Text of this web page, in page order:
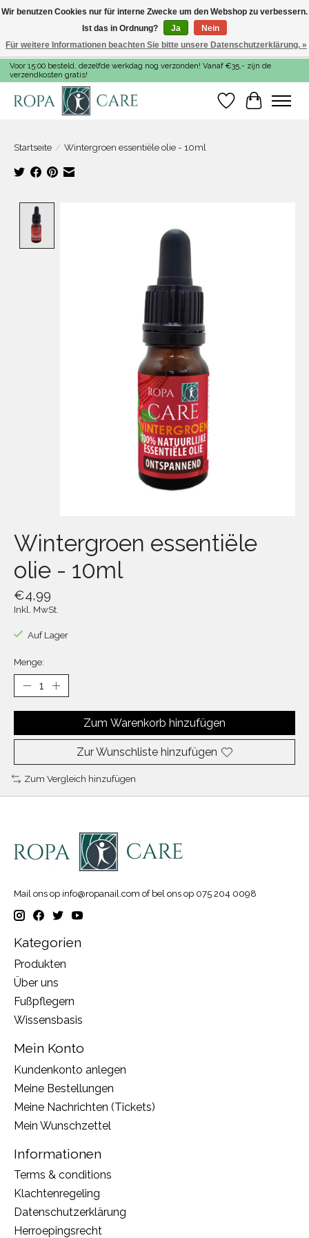
Voor 15:00 besteld, dezelfde werkdag nog verzonden! Vanaf €35,- zijn de
verzendkosten gratis!
Wunschzettel
Ihr
Startseite / Wintergroen essentiële olie - 10ml
Wintergroen essentiële
olie - 10ml
€4,99
Inkl. MwSt.
Auf Lager
Menge:
Zum Warenkorb hinzufügen
Zur Wunschliste hinzufügen
Zum Vergleich hinzufügen
Mail ons op info@ropanail.com of bel ons op 075 204 0098
Kategorien
Produkten
Über uns
Fußpflegern
Wissensbasis
Mein Konto
Kundenkonto anlegen
Meine Bestellungen
Meine Nachrichten (Tickets)
Mein Wunschzettel
Informationen
Terms & conditions
Klachtenregeling
Datenschutzerklärung
Herroepingsrecht
Wir benutzen Cookies nur für interne Zwecke um den Webshop zu verbessern.
Ist das in Ordnung?
Ja
Nein
Für weitere Informationen beachten Sie bitte unsere Datenschutzerklärung. »